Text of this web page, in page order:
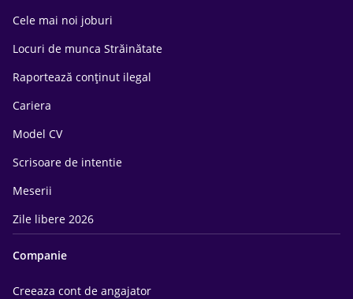
Cele mai noi joburi
Locuri de munca Străinătate
Raportează conținut ilegal
Cariera
Model CV
Scrisoare de intentie
Meserii
Zile libere 2026
Companie
Creeaza cont de angajator